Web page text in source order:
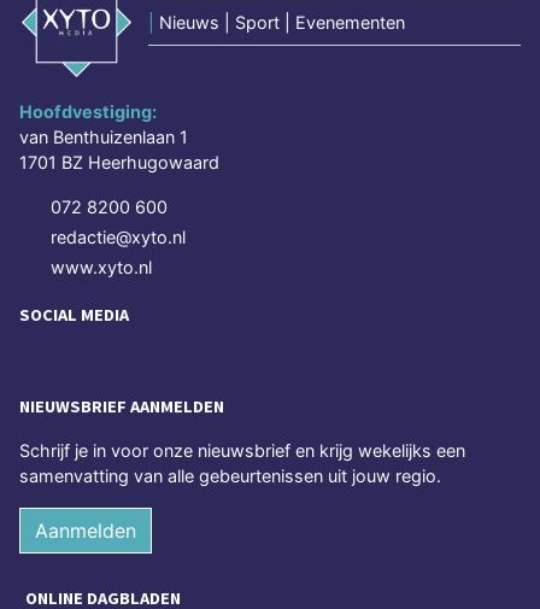
Nieuws | Sport | Evenementen
Hoofdvestiging:
van Benthuizenlaan 1
1701 BZ Heerhugowaard
072 8200 600
redactie@xyto.nl
www.xyto.nl
SOCIAL MEDIA
NIEUWSBRIEF AANMELDEN
Schrijf je in voor onze nieuwsbrief en krijg wekelijks een
samenvatting van alle gebeurtenissen uit jouw regio.
Aanmelden
ONLINE DAGBLADEN